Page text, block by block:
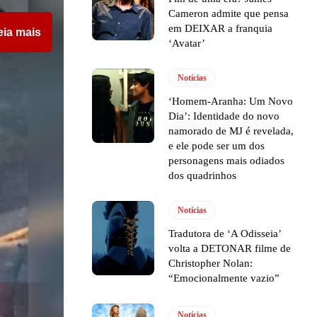
mais
Cameron admite que pensa
em DEIXAR a franquia
‘Avatar’
Notícias
‘Homem-Aranha: Um Novo
Dia’: Identidade do novo
namorado de MJ é revelada,
e ele pode ser um dos
personagens mais odiados
dos quadrinhos
Notícias
Tradutora de ‘A Odisseia’
volta a DETONAR filme de
Christopher Nolan:
“Emocionalmente vazio”
Notícias